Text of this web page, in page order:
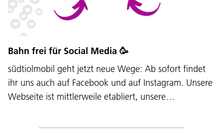
Bahn frei für Social Media 🥳
südtiolmobil geht jetzt neue Wege: Ab sofort findet
ihr uns auch auf Facebook und auf Instagram. Unsere
Webseite ist mittlerweile etabliert, unsere…